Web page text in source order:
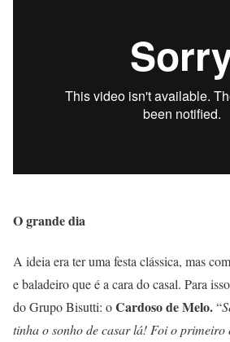
O grande dia
A ideia era ter uma festa clássica, mas
e baladeiro que é a cara do casal. Para
do Grupo Bisutti: oCardoso de Melo.“
tinha o sonho de casar lá! Foi o primeiro